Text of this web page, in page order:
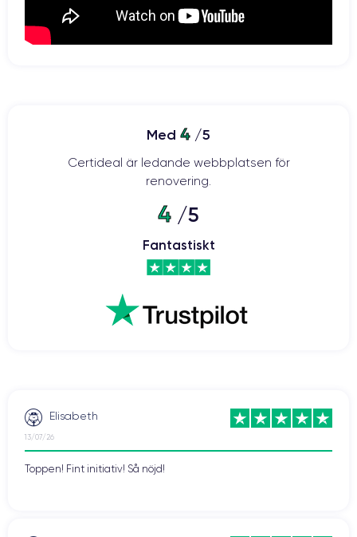
Med 4 /5
Certideal är ledande webbplatsen för
renovering.
4 /5
Fantastiskt
Elisabeth
13/07/26
Toppen! Fint initiativ! Så nöjd!